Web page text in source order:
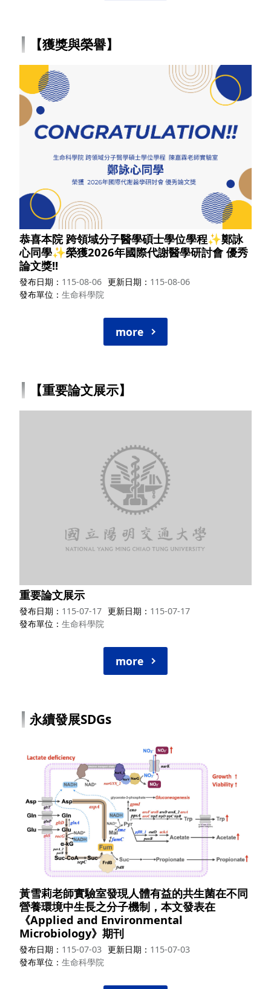
【獲獎與榮譽】
恭喜本院 跨領域分子醫學碩士學位學程✨鄭詠
心同學✨榮獲2026年國際代謝醫學研討會 優秀
論文獎!!
發布日期 115-08-06 更新日期
115-08-06
發布單位
生命科學院
more
【重要論文展示】
重要論文展示
發布日期 115-07-17 更新日期
115-07-17
發布單位
生命科學院
more
永續發展SDGs
黃雪莉老師實驗室發現人體有益的共生菌在不同
營養環境中生長之分子機制，本文發表在
《Applied and Environmental
Microbiology》期刊
發布日期 115-07-03 更新日期
115-07-03
發布單位
生命科學院